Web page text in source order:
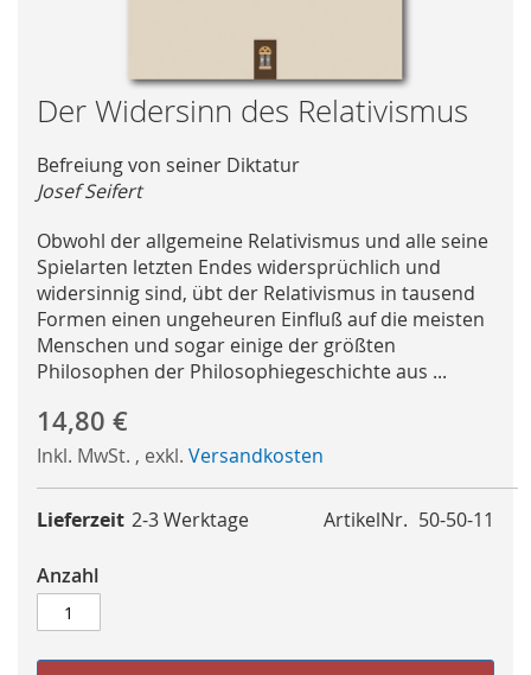
Skip
to
the
beginning
of
the
images
gallery
Der Widersinn des Relativismus
Befreiung von seiner Diktatur
Josef Seifert
Obwohl der allgemeine Relativismus und alle seine
Spielarten letzten Endes widersprüchlich und
widersinnig sind, übt der Relativismus in tausend
Formen einen ungeheuren Einfluß auf die meisten
Menschen und sogar einige der größten
Philosophen der Philosophiegeschichte aus ...
14,80 €
Inkl. MwSt. , exkl. Versandkosten
ArtikelNr. 50-50-11
Lieferzeit 2-3 Werktage
Anzahl